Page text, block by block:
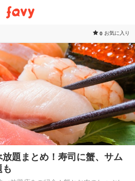
0 お気に入り
題まとめ！寿司に蟹、サム